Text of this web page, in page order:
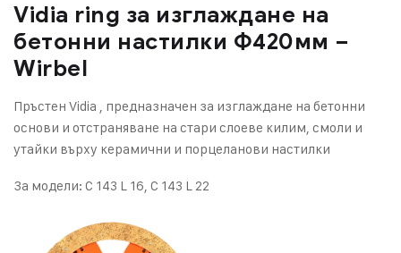
Vidia ring за изглаждане на
бетонни настилки Ф420мм –
Wirbel
Пръстен Vidia , предназначен за изглаждане на бетонни
основи и отстраняване на стари слоеве килим, смоли и
утайки върху керамични и порцеланови настилки
За модели: C 143 L 16, C 143 L 22